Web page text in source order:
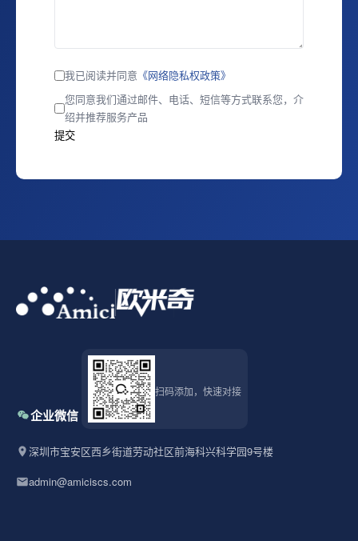
我已阅读并同意 《网络隐私权政策》
您同意我们通过邮件、电话、短信等方式联系您，介
绍并推荐服务产品
提交
企业微信
扫码添加，快速对接
深圳市宝安区西乡街道劳动社区前海科兴科学园9号楼
admin@amiciscs.com